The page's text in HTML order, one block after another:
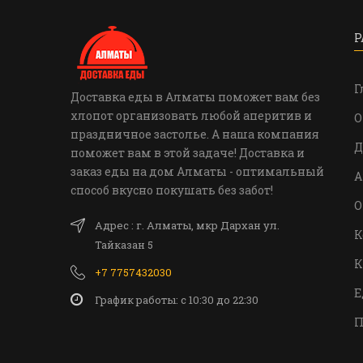
Доставка еды в Алматы поможет вам без
хлопот организовать любой аперитив и
праздничное застолье. А наша компания
поможет вам в этой задаче! Доставка и
заказ еды на дом Алматы - оптимальный
способ вкусно покушать без забот!
Адрес : г. Алматы, мкр Дархан ул.
Тайказан 5
+7 7757432030
График работы: c 10:30 до 22:30